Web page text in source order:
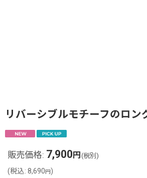
リバーシブルモチーフのロ
販売価格: 7,900 円 (税別)
(税込: 8,690円)